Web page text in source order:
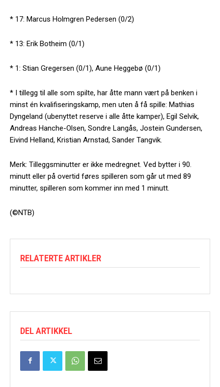
* 17: Marcus Holmgren Pedersen (0/2)
* 13: Erik Botheim (0/1)
* 1: Stian Gregersen (0/1), Aune Heggebø (0/1)
* I tillegg til alle som spilte, har åtte mann vært på benken i
minst én kvalifiseringskamp, men uten å få spille: Mathias
Dyngeland (ubenyttet reserve i alle åtte kamper), Egil Selvik,
Andreas Hanche-Olsen, Sondre Langås, Jostein Gundersen,
Eivind Helland, Kristian Arnstad, Sander Tangvik.
Merk: Tilleggsminutter er ikke medregnet. Ved bytter i 90.
minutt eller på overtid føres spilleren som går ut med 89
minutter, spilleren som kommer inn med 1 minutt.
(©NTB)
RELATERTE ARTIKLER
DEL ARTIKKEL